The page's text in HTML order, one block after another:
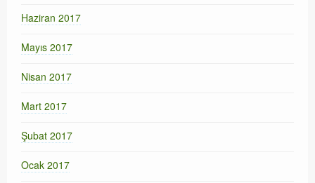
Haziran 2017
Mayıs 2017
Nisan 2017
Mart 2017
Şubat 2017
Ocak 2017